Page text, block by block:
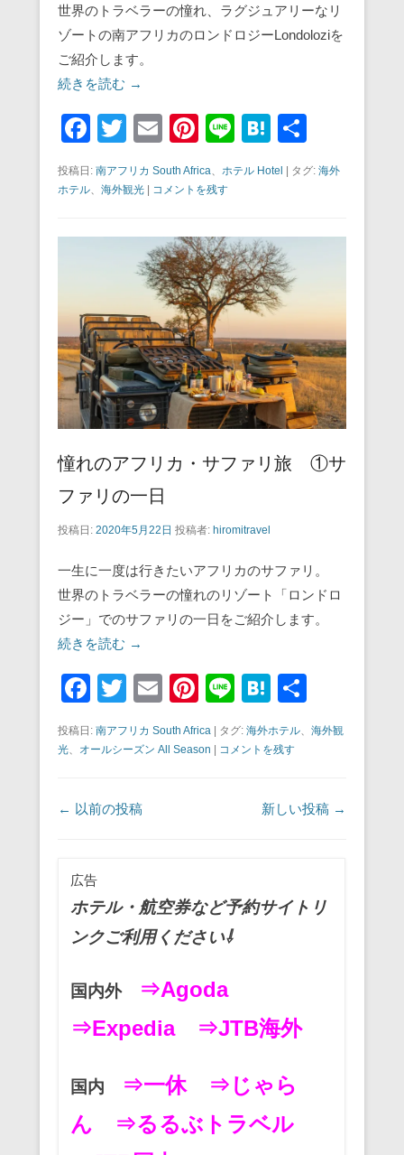
世界のトラベラーの憧れ、ラグジュアリーなリ
ゾートの南アフリカのロンドロジーLondoloziを
ご紹介します。
続きを読む →
F
a
c
b
k
T
tt
E
ail
Pi
er
st
Li
e
H
a
有
投稿日: 南アフリカ South Africa ホテル Hotel | タグ: 海外
ホテル
海外観光 | コメントを残す
憧れのアフリカ・サファリ旅 ①サ
ファリの一日
投稿日: 2020年5月22日 投稿者: hiromitravel
一生に一度は行きたいアフリカのサファリ。
世界のトラベラーの憧れのリゾート「ロンドロ
ジー」でのサファリの一日をご紹介します。
続きを読む →
F
a
c
b
k
T
tt
E
ail
Pi
er
Li
n
e
H
e
a
有
投稿日: 南アフリカ South Africa | タグ: 海外ホテル
海外観
光
オールシーズン All Season | コメントを残す
投稿ナビゲーション
← 以前の投稿 新しい投稿 →
広告
ホテル・航空券など予約サイトリ
ンクご利用ください⇩
国内外
⇒Agoda
⇒Expedia
⇒JTB海外
国内 ⇒一休
⇒じゃら
ん
⇒るるぶトラベル